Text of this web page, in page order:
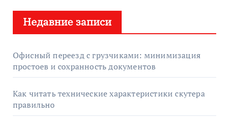
:
Недавние записи
Офисный переезд с грузчиками: минимизация
простоев и сохранность документов
Как читать технические характеристики скутера
правильно